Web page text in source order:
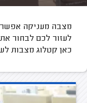
מצבה מעניקה
לעזור לכם לבחור
כאן קטלוג מצבות